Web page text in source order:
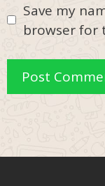
Save my
browser for